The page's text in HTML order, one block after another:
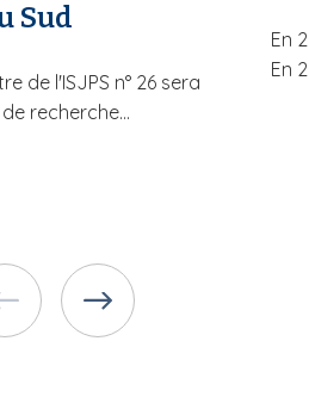
Sud
de l'ISJPS n° 26 sera
recherche...
En
En